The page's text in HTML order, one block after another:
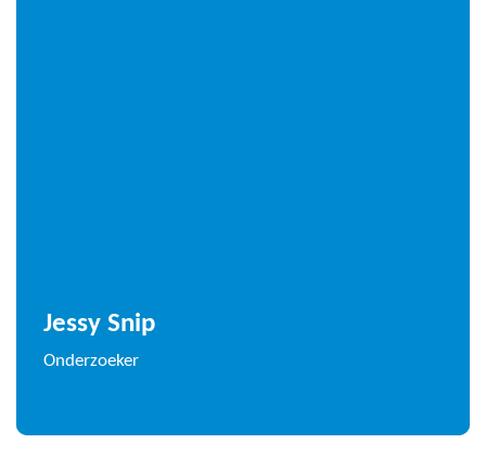
Jessy Snip
Onderzoeker